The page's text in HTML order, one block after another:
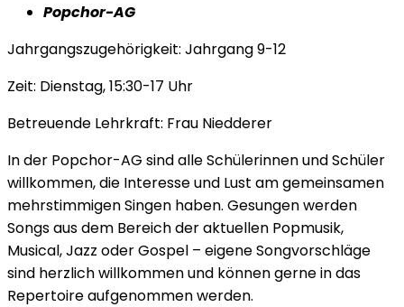
Popchor-AG
Jahrgangszugehörigkeit: Jahrgang 9-12
Zeit: Dienstag, 15:30-17 Uhr
Betreuende Lehrkraft: Frau Niedderer
In der Popchor-AG sind alle Schülerinnen und Schüler
willkommen, die Interesse und Lust am gemeinsamen
mehrstimmigen Singen haben. Gesungen werden
Songs aus dem Bereich der aktuellen Popmusik,
Musical, Jazz oder Gospel – eigene Songvorschläge
sind herzlich willkommen und können gerne in das
Repertoire aufgenommen werden.